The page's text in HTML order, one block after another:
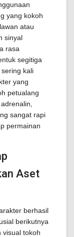
yang kokoh
atau
sinyal
rasa
segitiga
kali
yang
petualang
sangat rapi
permainan
Aset
berhasil
berikutnya
visual tokoh